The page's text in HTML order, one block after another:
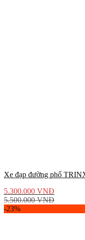
Xe đạp đường phố
5.300.000 VNĐ
5.500.000VNĐ
-23%